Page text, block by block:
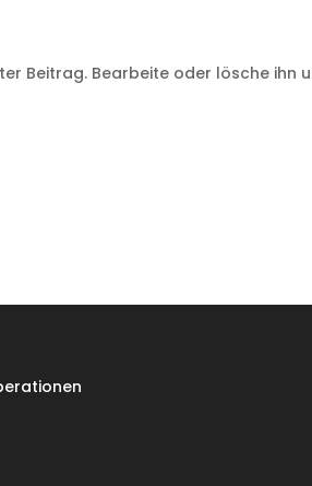
Beitrag. Bearbeite oder lösche ihn